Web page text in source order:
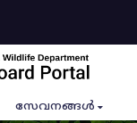
സേവനങ്ങൾ